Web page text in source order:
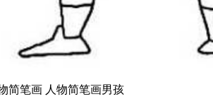
简笔画 人物简笔画男孩